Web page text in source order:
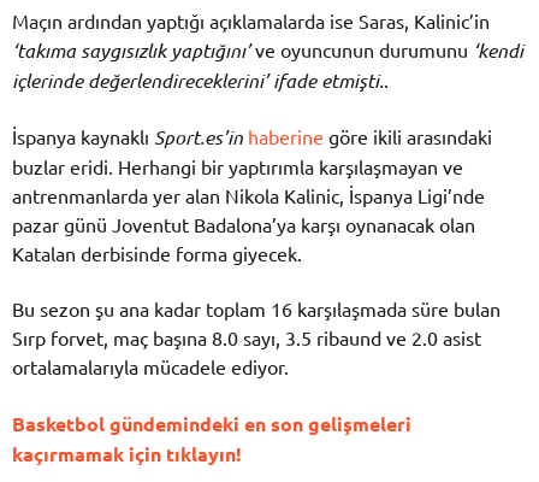
Maçın ardından yaptığı açıklamalarda ise Saras, Kalinic’in
‘takıma saygısızlık yaptığını’ve oyuncunun durumunu ‘kendi
içlerinde değerlendireceklerini’ ifade etmişti.
İspanya kaynaklı Sport.es’in haberine göre ikili arasındaki
buzlar eridi. Herhangi bir yaptırımla karşılaşmayan ve
antrenmanlarda yer alan Nikola Kalinic, İspanya Ligi’nde
pazar günü Joventut Badalona’ya karşı oynanacak olan
Katalan derbisinde forma giyecek.
Bu sezon şu ana kadar toplam 16 karşılaşmada süre bulan
Sırp forvet, maç başına 8.0 sayı, 3.5 ribaund ve 2.0 asist
ortalamalarıyla mücadele ediyor.
Basketbol gündemindeki en son gelişmeleri
kaçırmamak için tıklayın!